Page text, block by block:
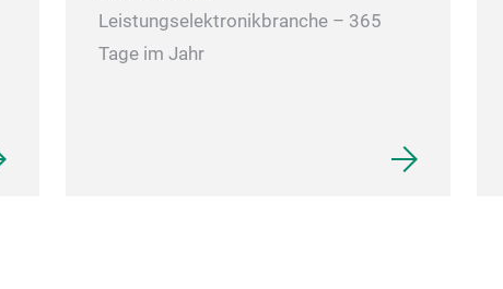
Leistungselektronikbranche – 365
Tage im Jahr